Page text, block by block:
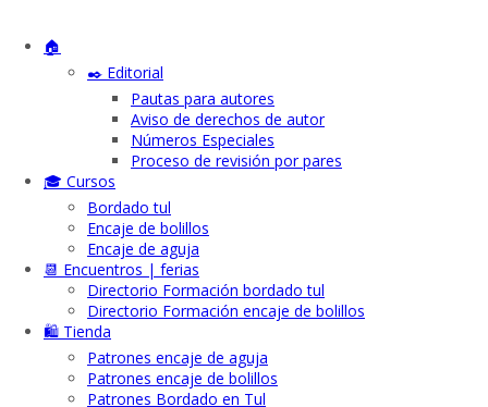
🏠
✒️ Editorial
Pautas para autores
Aviso de derechos de autor
Números Especiales
Proceso de revisión por pares
🎓 Cursos
Bordado tul
Encaje de bolillos
Encaje de aguja
📆 Encuentros | ferias
Directorio Formación bordado tul
Directorio Formación encaje de bolillos
🛍️ Tienda
Patrones encaje de aguja
Patrones encaje de bolillos
Patrones Bordado en Tul